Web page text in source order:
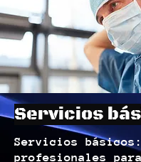
Servicios
Servicios básicos:
profesionales para